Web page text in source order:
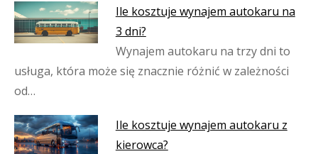
Ile kosztuje wynajem autokaru na
3 dni?
Wynajem autokaru na trzy dni to
usługa, która może się znacznie różnić w zależności
od…
Ile kosztuje wynajem autokaru z
kierowca?